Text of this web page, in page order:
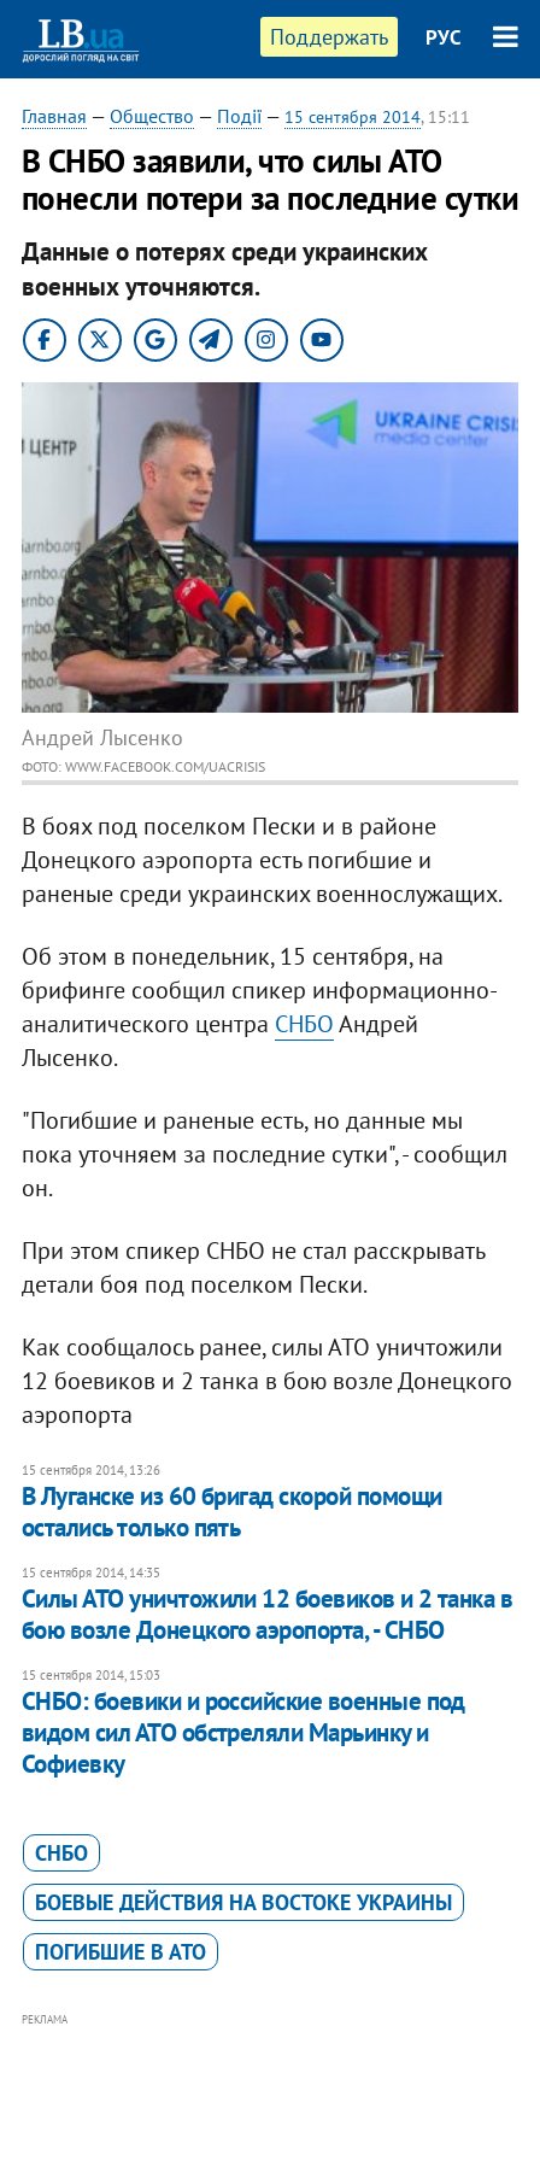
Поддержать РУС
Главная — Общество — Події— 15 сентября 2014, 15:11
В СНБО заявили, что силы АТО
понесли потери за последние сутки
Данные о потерях среди украинских
военных уточняются.
Андрей Лысенко
ФОТО: WWW.FACEBOOK.COM/UACRISIS
В боях под поселком Пески и в районе
Донецкого аэропорта есть погибшие и
раненые среди украинских военнослужащих.
Об этом в понедельник, 15 сентября, на
брифинге сообщил спикер информационно-
аналитического центра СНБОАндрей
Лысенко.
"Погибшие и раненые есть, но данные мы
пока уточняем за последние сутки", - сообщил
он.
При этом спикер СНБО не стал расскрывать
детали боя под поселком Пески.
Как сообщалось ранее, силы АТО уничтожили
12 боевиков и 2 танка в бою возле Донецкого
аэропорта
15 сентября 2014, 13:26
В Луганске из 60 бригад скорой помощи
остались только пять
15 сентября 2014, 14:35
Силы АТО уничтожили 12 боевиков и 2 танка в
бою возле Донецкого аэропорта, - СНБО
15 сентября 2014, 15:03
​СНБО: боевики и российские военные под
видом сил АТО обстреляли Марьинку и
Софиевку
СНБО
БОЕВЫЕ ДЕЙСТВИЯ НА ВОСТОКЕ УКРАИНЫ
ПОГИБШИЕ В АТО
РЕКЛАМА